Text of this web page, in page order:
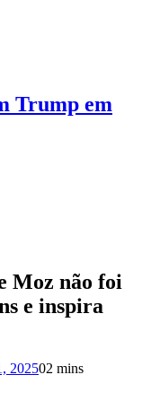
Trump em
Moz não foi
e inspira
202502 mins